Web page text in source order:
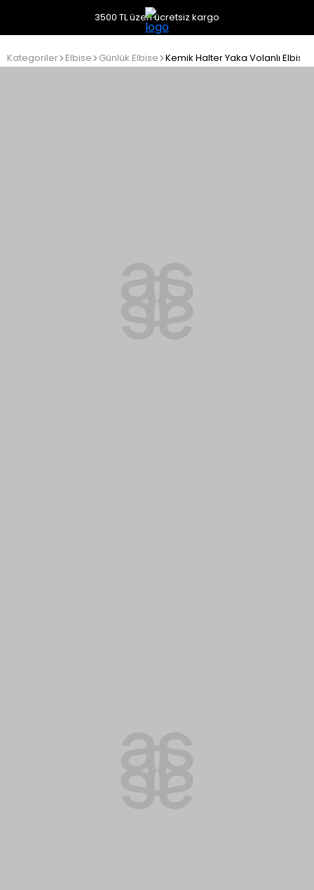
3500 TL üzeri ücretsiz kargo
Kategoriler Elbise Günlük Elbise Kemik Halter Yaka Volanlı Elbise